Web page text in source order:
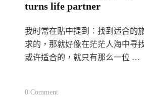
turns life partner
我时常在贴中提到：找到适合的
求的，那就好像在茫茫人海中寻
或许适合的，就只有那么一位 …
0 CommentOn